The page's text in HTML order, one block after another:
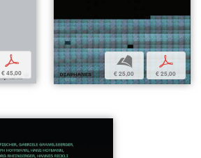
p
€ 45,00
b
€ 25,00
p
€ 25,00